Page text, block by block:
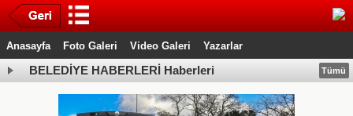
Anasayfa Foto Galeri Video Galeri Yazarlar
BELEDİYE HABERLERİ Haberleri Tümü